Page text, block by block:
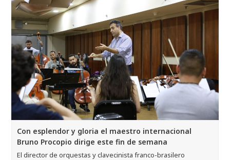
Con esplendor y gloria el maestro internacional
Bruno Procopio dirige este fin de semana
El director de orquestas y clavecinista franco-brasilero